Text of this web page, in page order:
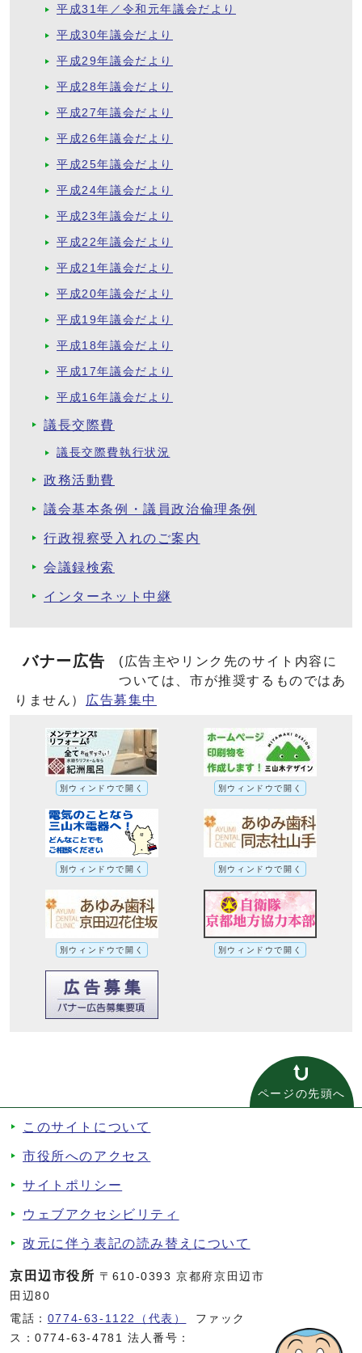
平成31年／令和元年議会だより
平成30年議会だより
平成29年議会だより
平成28年議会だより
平成27年議会だより
平成26年議会だより
平成25年議会だより
平成24年議会だより
平成23年議会だより
平成22年議会だより
平成21年議会だより
平成20年議会だより
平成19年議会だより
平成18年議会だより
平成17年議会だより
平成16年議会だより
議長交際費
議長交際費執行状況
政務活動費
議会基本条例・議員政治倫理条例
行政視察受入れのご案内
会議録検索
インターネット中継
バナー広告
(広告主やリンク先のサイト内容に
ついては、市が推奨するものではあ
りません）
広告募集中
別ウィンドウで開く 別ウィンドウで開く
別ウィンドウで開く 別ウィンドウで開く
別ウィンドウで開く 別ウィンドウで開く
ページの先頭へ
このサイトについて
市役所へのアクセス
サイトポリシー
ウェブアクセシビリティ
改元に伴う表記の読み替えについて
京田辺市役所 〒610-0393 京都府京田辺市
田辺80
電話： 0774-63-1122（代表）
ファック
ス：0774-63-4781 法人番号：